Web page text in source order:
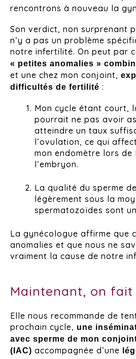
rencontrons à nouveau la
Son verdict, non surprenant
n’y a pas un problème
notre infertilité. On peut par
« petites anomalies »
et une chez mon conjoint,
difficultés de fertilité :
Mon cycle étant court,
pourrait ne pas avoir
atteindre un taux
l’ovulation, ce qui
mon endomètre lors de
l’embryon.
La qualité du sperme
légèrement sous la
spermatozoïdes sont
La gynécologue affirme que
anomalies et que nous ne
vraiment la cause de notre
Maintenant, on fait
Elle nous recommande de
prochain cycle, une
avec sperme de mon
(IAC) accompagnée d’une